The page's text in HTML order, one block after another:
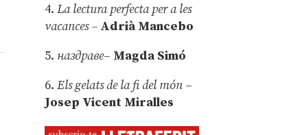
4.La lectura perfecta per a les
vacances – Adrià Mancebo
5. наздраве– Magda Simó
6.Els gelats de la fi del món –
Josep Vicent Miralles